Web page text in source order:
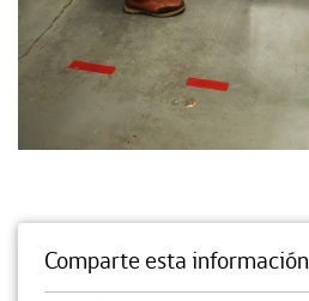
Comparte esta información